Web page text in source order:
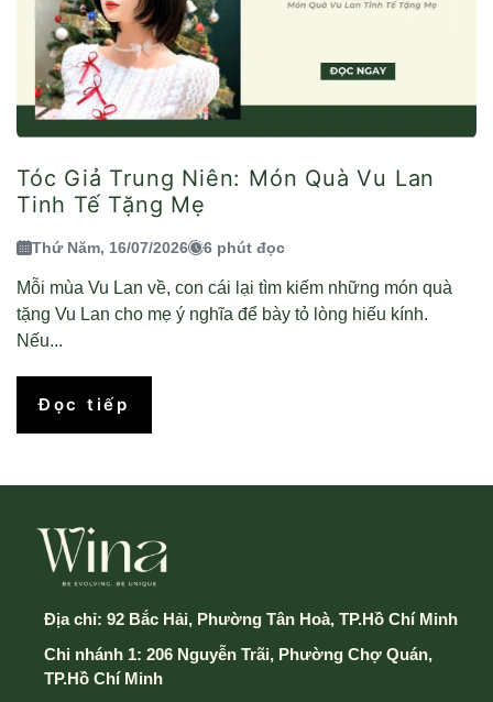
Tóc Giả Trung Niên: Món Quà Vu Lan
Tinh Tế Tặng Mẹ
Thứ Năm, 16/07/2026 6 phút đọc
Mỗi mùa Vu Lan về, con cái lại tìm kiếm những món quà
tặng Vu Lan cho mẹ ý nghĩa để bày tỏ lòng hiếu kính.
Nếu...
Đọc tiếp
Địa chỉ: 92 Bắc Hải, Phường Tân Hoà, TP.Hồ Chí Minh
Chi nhánh 1: 206 Nguyễn Trãi, Phường Chợ Quán,
TP.Hồ Chí Minh